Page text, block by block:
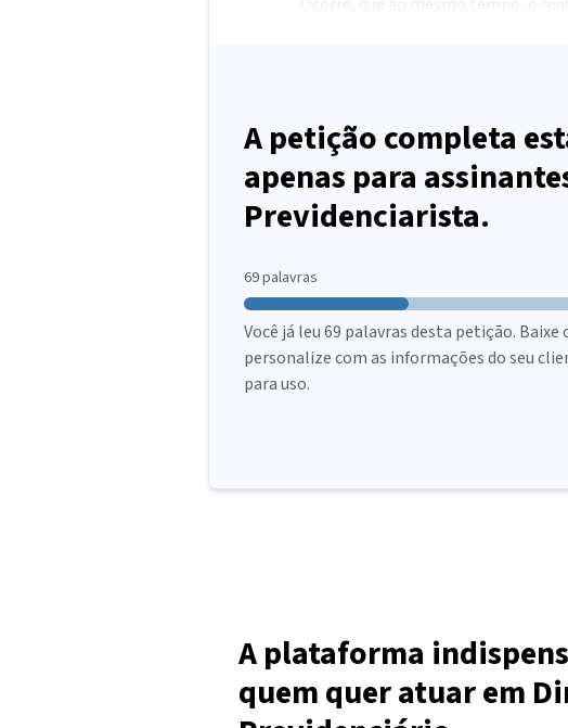
A petição completa
apenas para
Previdenciarista.
69palavras
Você já leu69 palavras desta petição.
personalize com as informações do seu
para uso.
A plataforma
quem quer atuar em